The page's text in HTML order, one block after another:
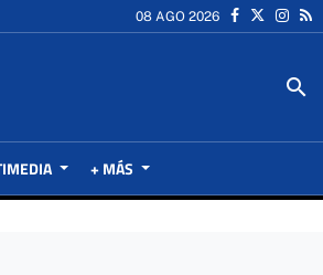
08 AGO 2026
search
+ MÁS